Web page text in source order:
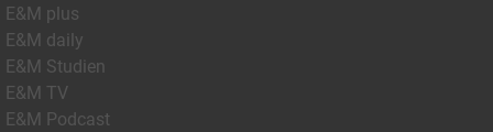
E&M plus
E&M daily
E&M Studien
E&M TV
E&M Podcast